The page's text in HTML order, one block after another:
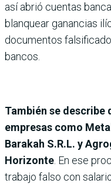
así abrió cuentas
blanquear ganancias
documentos
bancos.
También se describe
empresas como
Barakah S.R.L. y
Horizonte . En ese
trabajo falso con